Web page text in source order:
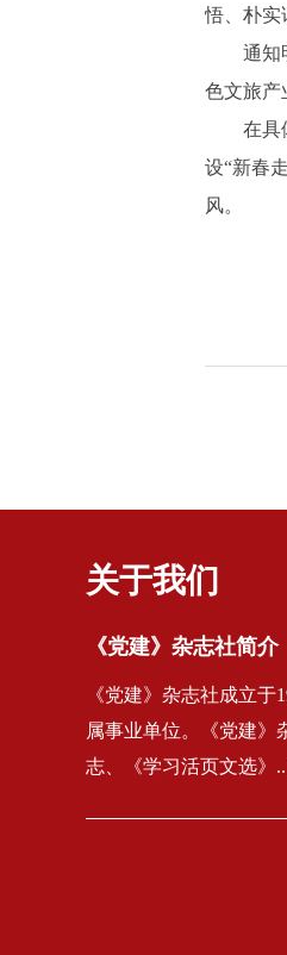
悟、朴实
通知
色文旅产
在具
设“新春
风。
关于我们
《党建》杂志社简介
《党建》杂志社成立于
属事业单位。《党建》
志、《学习活页文选》